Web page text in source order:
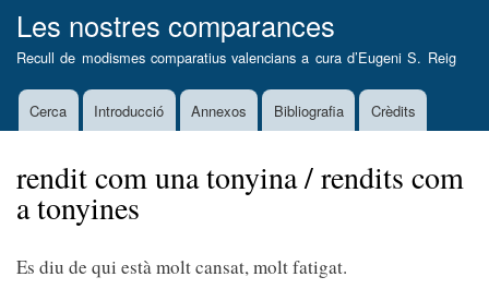
al
contingut
Les nostres comparances
Recull de modismes comparatius valencians a cura d’Eugeni S. Reig
MainCerca Introducció Annexos Bibliografia Crèdits
rendit com una tonyina / rendits com
a tonyines
Es diu de qui està molt cansat, molt fatigat.